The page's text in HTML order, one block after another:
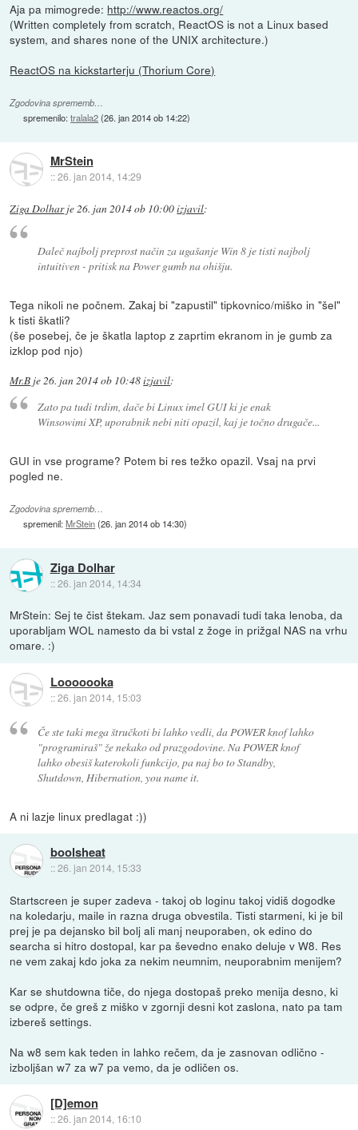
Aja pa mimogrede: http://www.reactos.org/
(Written completely from scratch, ReactOS is not a Linux based
system, and shares none of the UNIX architecture.)
ReactOS na kickstarterju (Thorium Core)
Zgodovina sprememb…
spremenilo:tralala2(26. jan 2014 ob 14:22)
MrStein
::26. jan 2014, 14:29
Ziga Dolharje26. jan 2014 ob 10:00izjavil:
Daleč najbolj preprost način za ugašanje Win 8 je tisti najbolj
intuitiven - pritisk na Power gumb na ohišju.
Tega nikoli ne počnem. Zakaj bi "zapustil" tipkovnico/miško in "šel"
k tisti škatli?
(še posebej, če je škatla laptop z zaprtim ekranom in je gumb za
izklop pod njo)
Mr.B je26. jan 2014 ob 10:48izjavil:
Zato pa tudi trdim, dače bi Linux imel GUI ki je enak
Winsowimi XP, uporabnik nebi niti opazil, kaj je točno drugače...
GUI in vse programe? Potem bi res težko opazil. Vsaj na prvi
pogled ne.
Zgodovina sprememb…
spremenil:MrStein(26. jan 2014 ob 14:30)
Ziga Dolhar
::26. jan 2014, 14:34
MrStein: Sej te čist štekam. Jaz sem ponavadi tudi taka lenoba, da
uporabljam WOL namesto da bi vstal z žoge in prižgal NAS na vrhu
omare. :)
Looooooka
::26. jan 2014, 15:03
Če ste taki mega štručkoti bi lahko vedli, da POWER knof lahko
"programiraš" že nekako od prazgodovine. Na POWER knof
lahko obesiš katerokoli funkcijo, pa naj bo to Standby,
Shutdown, Hibernation, you name it.
A ni lazje linux predlagat :))
boolsheat
::26. jan 2014, 15:33
Startscreen je super zadeva - takoj ob loginu takoj vidiš dogodke
na koledarju, maile in razna druga obvestila. Tisti starmeni, ki je bil
prej je pa dejansko bil bolj ali manj neuporaben, ok edino do
searcha si hitro dostopal, kar pa ševedno enako deluje v W8. Res
ne vem zakaj kdo joka za nekim neumnim, neuporabnim menijem?
Kar se shutdowna tiče, do njega dostopaš preko menija desno, ki
se odpre, če greš z miško v zgornji desni kot zaslona, nato pa tam
izbereš settings.
Na w8 sem kak teden in lahko rečem, da je zasnovan odlično -
izboljšan w7 za w7 pa vemo, da je odličen os.
[D]emon
::26. jan 2014, 16:10